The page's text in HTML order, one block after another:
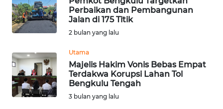
Perbaikan dan Pembangunan
Jalan di 175 Titik
2 bulan yang lalu
Utama
Majelis Hakim Vonis Bebas Empat
Terdakwa Korupsi Lahan Tol
Bengkulu Tengah
3 bulan yang lalu
WN
JOGJA
JATIM
WN
BALI